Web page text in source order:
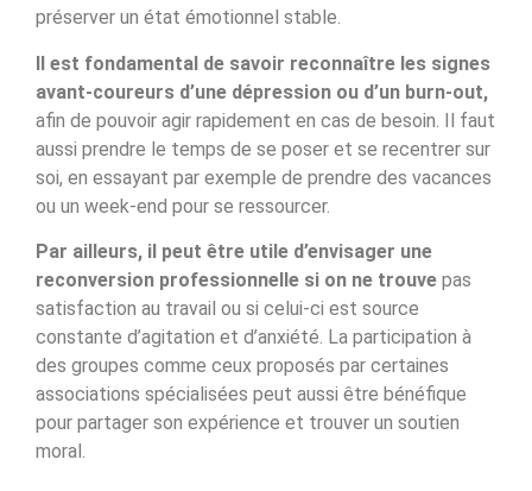
préserver un état émotionnel stable.
Il est fondamental de savoir reconnaître les signes
avant-coureurs d’une dépression ou d’un burn-out,
afin de pouvoir agir rapidement en cas de besoin. Il faut
aussi prendre le temps de se poser et se recentrer sur
soi, en essayant par exemple de prendre des vacances
ou un week-end pour se ressourcer.
Par ailleurs, il peut être utile d’envisager une
reconversion professionnelle si on ne trouve pas
satisfaction au travail ou si celui-ci est source
constante d’agitation et d’anxiété. La participation à
des groupes comme ceux proposés par certaines
associations spécialisées peut aussi être bénéfique
pour partager son expérience et trouver un soutien
moral.